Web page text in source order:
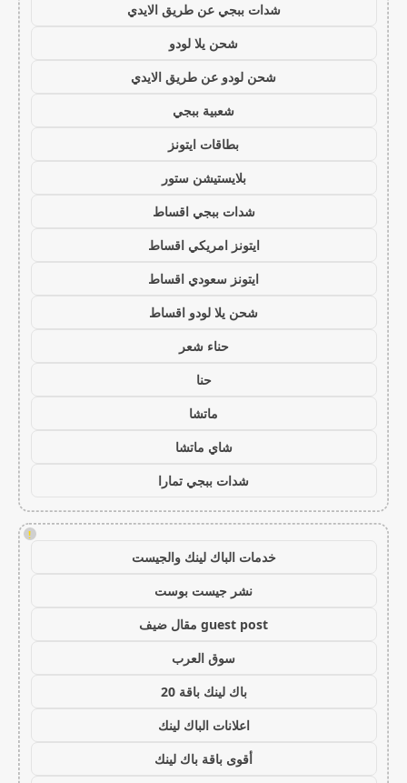
شدات ببجي عن طريق الايدي
شحن يلا لودو
شحن لودو عن طريق الايدي
شعبية ببجي
بطاقات ايتونز
بلايستيشن ستور
شدات ببجي اقساط
ايتونز امريكي اقساط
ايتونز سعودي اقساط
شحن يلا لودو اقساط
حناء شعر
حنا
ماتشا
شاي ماتشا
شدات ببجي تمارا
!
خدمات الباك لينك والجيست
نشر جيست بوست
guest post مقال ضيف
سوق العرب
باك لينك باقة 20
اعلانات الباك لينك
أقوى باقة باك لينك